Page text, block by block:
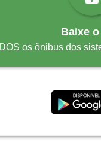
Baixe
os ônibus dos